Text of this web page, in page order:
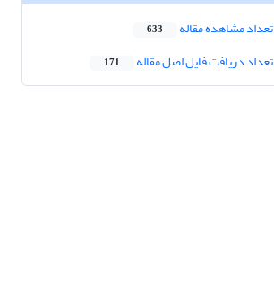
تعداد مشاهده مقاله 633
تعداد دریافت فایل اصل مقاله 171